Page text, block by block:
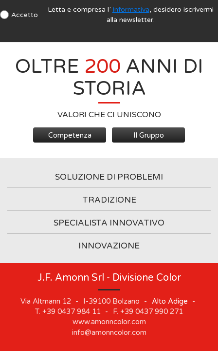
Accetto
Letta e compresa l’ Informativa, desidero iscrivermi
alla newsletter.
OLTRE 200 ANNI DI
STORIA
VALORI CHE CI UNISCONO
Competenza Il Gruppo
SOLUZIONE DI PROBLEMI
TRADIZIONE
SPECIALISTA INNOVATIVO
INNOVAZIONE
J.F. Amonn Srl - Divisione Color
Via Altmann 12 - I-39100 Bolzano - Alto Adige
-
T. +39 0437 984 11 - F. +39 0437 990 271
www.amonncolor.com
info@amonncolor.com